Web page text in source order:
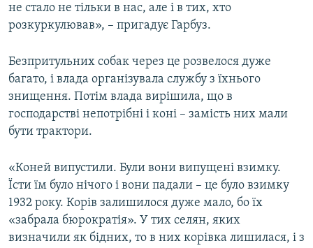
не стало не тільки в нас, але і в тих, хто
розкуркулював», – пригадує Гарбуз.
Безпритульних собак через це розвелося дуже
багато, і влада організувала службу з їхнього
знищення. Потім влада вирішила, що в
господарстві непотрібні і коні – замість них мали
бути трактори.
«Коней випустили. Були вони випущені взимку.
Їсти їм було нічого і вони падали – це було взимку
1932 року. Корів залишилося дуже мало, бо їх
«забрала бюрократія». У тих селян, яких
визначили як бідних, то в них корівка лишилася, і з